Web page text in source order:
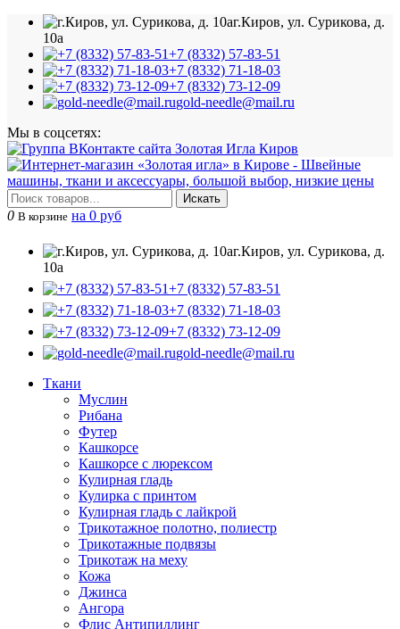
г.Киров, ул. Сурикова, д.
10а
+7 (8332) 57-83-51
+7 (8332) 71-18-03
+7 (8332) 73-12-09
gold-needle@mail.ru
Мы в соцсетях:
Искать
0 В корзине на 0 руб
г.Киров, ул. Сурикова, д.
10а
+7 (8332) 57-83-51
+7 (8332) 71-18-03
+7 (8332) 73-12-09
gold-needle@mail.ru
Ткани
Муслин
Рибана
Футер
Кашкорсе
Кашкорсе с люрексом
Кулирная гладь
Кулирка с принтом
Кулирная гладь с лайкрой
Трикотажное полотно, полиестр
Трикотажные подвязы
Трикотаж на меху
Кожа
Джинса
Ангора
Флис Антипиллинг